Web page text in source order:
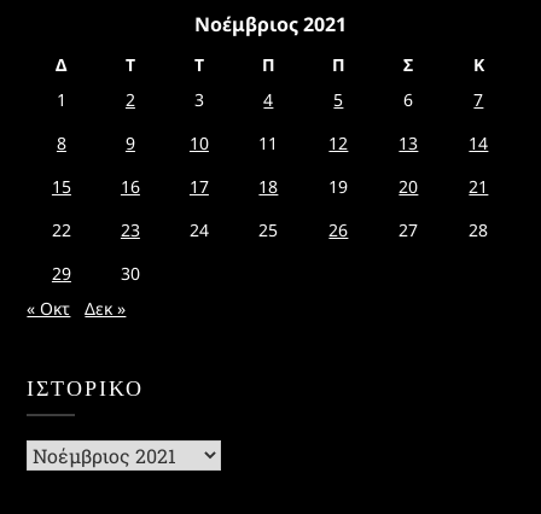
Νοέμβριος 2021
Δ Τ Τ Π Π Σ
Κ
1
2 3 4 5 6
7
8
9 10 11 12 13
14
15
16 17 18 19 20
21
22
23 24 25 26 27
28
29
30
« Οκτ
Δεκ »
ΙΣΤΟΡΙΚΌ
Ιστορικό